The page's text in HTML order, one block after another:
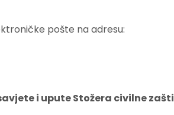
pošte na adresu:
i upute Stožera civilne